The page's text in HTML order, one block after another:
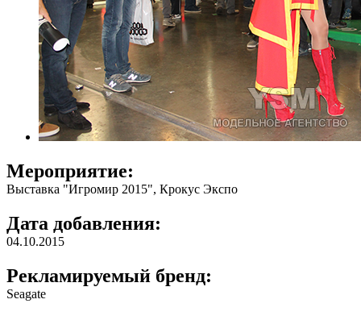
Мероприятие:
Выставка "Игромир 2015", Крокус Экспо
Дата добавления:
04.10.2015
Рекламируемый бренд:
Seagate